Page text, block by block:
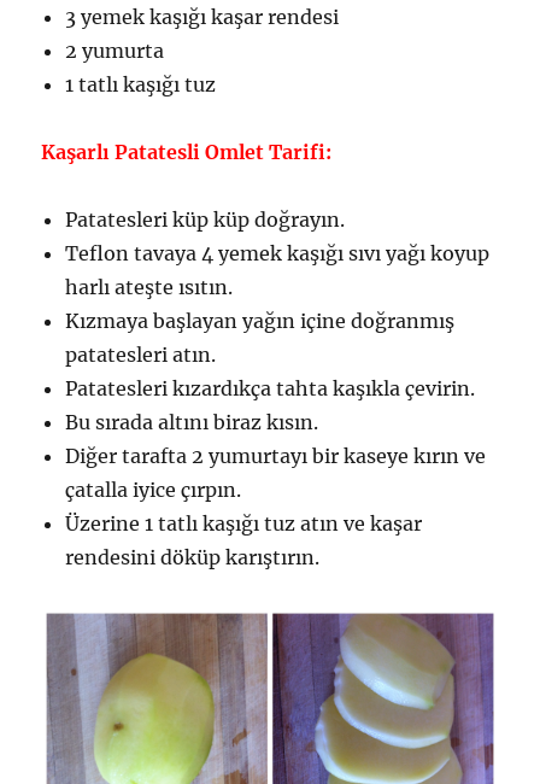
3 yemek kaşığı kaşar rendesi
2 yumurta
1 tatlı kaşığı tuz
Kaşarlı Patatesli Omlet Tarifi:
Patatesleri küp küp doğrayın.
Teflon tavaya 4 yemek kaşığı sıvı yağı koyup
harlı ateşte ısıtın.
Kızmaya başlayan yağın içine doğranmış
patatesleri atın.
Patatesleri kızardıkça tahta kaşıkla çevirin.
Bu sırada altını biraz kısın.
Diğer tarafta 2 yumurtayı bir kaseye kırın ve
çatalla iyice çırpın.
Üzerine 1 tatlı kaşığı tuz atın ve kaşar
rendesini döküp karıştırın.